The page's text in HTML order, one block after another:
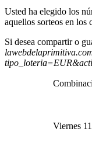
Usted ha elegido los
aquellos sorteos en los
Si desea compartir o
Viernes